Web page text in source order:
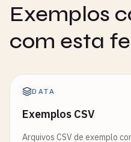
Exemplos
com esta
DATA
Exemplos CSV
Arquivos CSV de exemplo